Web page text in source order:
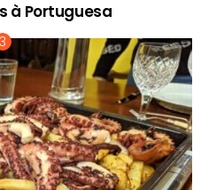
à Portuguesa